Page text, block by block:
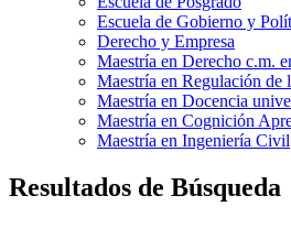
Escuela de Gobierno y
Derecho y Empresa
Maestría en Derecho c.m.
Maestría en Regulación de
Maestría en Docencia
Maestría en Cognición
Maestría en Ingeniería Civil
Resultados de Búsqueda